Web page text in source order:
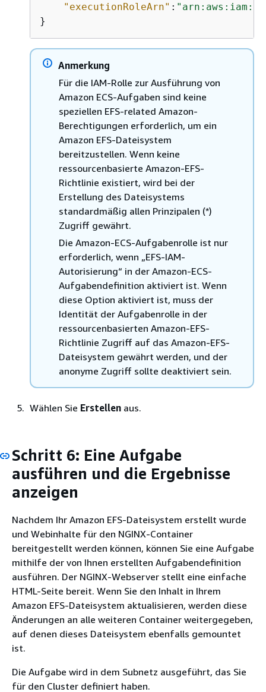
"executionRoleArn" :
}
Anmerkung
Für die IAM-Rolle zur Ausführung von
Amazon ECS-Aufgaben sind keine
speziellen EFS-related Amazon-
Berechtigungen erforderlich, um ein
Amazon EFS-Dateisystem
bereitzustellen. Wenn keine
ressourcenbasierte Amazon-EFS-
Richtlinie existiert, wird bei der
Erstellung des Dateisystems
standardmäßig allen Prinzipalen (*)
Zugriff gewährt.
Die Amazon-ECS-Aufgabenrolle ist nur
erforderlich, wenn „EFS-IAM-
Autorisierung“ in der Amazon-ECS-
Aufgabendefinition aktiviert ist. Wenn
diese Option aktiviert ist, muss der
Identität der Aufgabenrolle in der
ressourcenbasierten Amazon-EFS-
Richtlinie Zugriff auf das Amazon-EFS-
Dateisystem gewährt werden, und der
anonyme Zugriff sollte deaktiviert sein.
Wählen Sie Erstellen aus.
Schritt 6: Eine Aufgabe
ausführen und die Ergebnisse
anzeigen
Nachdem Ihr Amazon EFS-Dateisystem erstellt wurde
und Webinhalte für den NGINX-Container
bereitgestellt werden können, können Sie eine Aufgabe
mithilfe der von Ihnen erstellten Aufgabendefinition
ausführen. Der NGINX-Webserver stellt eine einfache
HTML-Seite bereit. Wenn Sie den Inhalt in Ihrem
Amazon EFS-Dateisystem aktualisieren, werden diese
Änderungen an alle weiteren Container weitergegeben,
auf denen dieses Dateisystem ebenfalls gemountet
ist.
Die Aufgabe wird in dem Subnetz ausgeführt, das Sie
für den Cluster definiert haben.